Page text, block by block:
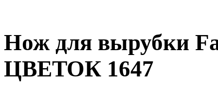
Нож для вырубки
ЦВЕТОК 1647